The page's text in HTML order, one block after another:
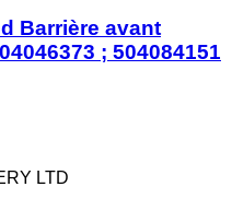
Barrière avant
; 504084151
LTD